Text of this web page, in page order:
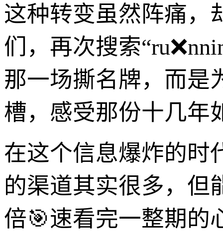
这种转变虽然阵痛，
们，再次搜索
那一场撕名牌，而是
槽，感受那份十几年
在这个信息爆炸的时
的渠道其实很多，但
倍🎯速看完一整期的